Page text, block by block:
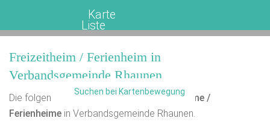
Karte
Liste
Freizeitheim / Ferienheim in
Verbandsgemeinde Rhaunen
Die folgende Übersicht enthält0Freizeitheime /
Ferienheime in Verbandsgemeinde Rhaunen.
Suchen bei Kartenbewegung